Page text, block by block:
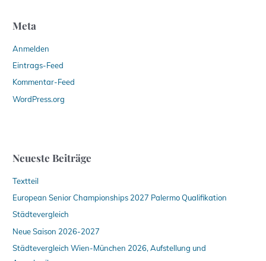
Meta
Anmelden
Eintrags-Feed
Kommentar-Feed
WordPress.org
Neueste Beiträge
Textteil
European Senior Championships 2027 Palermo Qualifikation
Städtevergleich
Neue Saison 2026-2027
Städtevergleich Wien-München 2026, Aufstellung und